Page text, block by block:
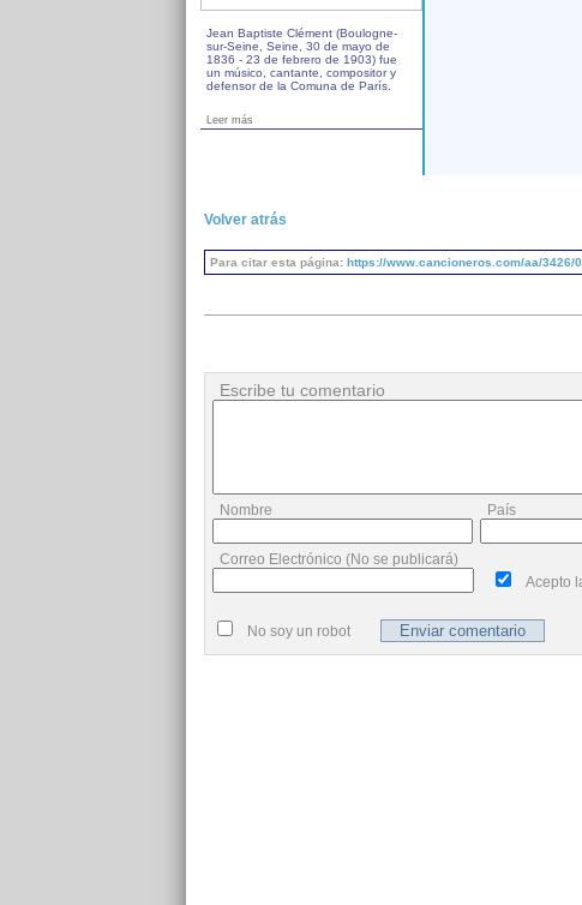
Jean Baptiste Clément (Boulogne-
sur-Seine, Seine, 30 de mayo de
1836 - 23 de febrero de 1903) fue
un músico, cantante, compositor y
defensor de la Comuna de París.
Leer más
Volver atrás
Para citar esta página: https://www.cancioneros.com/aa/3426/
Escribe tu comentario
Nombre País
Correo Electrónico (No se publicará)
Acepto
No soy un robot